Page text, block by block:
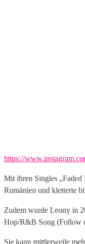
https://
Mit ihren Singles „Faded
Rumänien und kletterte
Zudem wurde Leony in
Hop/R&B Song (Follow
Sie kann mittlerweile